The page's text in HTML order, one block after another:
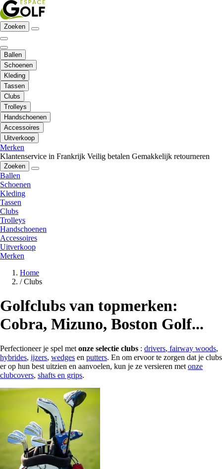
Zoeken
Ballen
Schoenen
Kleding
Tassen
Clubs
Trolleys
Handschoenen
Accessoires
Uitverkoop
Merken
Klantenservice in Frankrijk Veilig betalen Gemakkelijk retourneren
Zoeken
Ballen
Schoenen
Kleding
Tassen
Clubs
Trolleys
Handschoenen
Accessoires
Uitverkoop
Merken
Home
/ Clubs
Golfclubs van topmerken:
Cobra, Mizuno, Boston Golf...
Perfectioneer je spel met onze selectie clubs : drivers, fairway woods,
hybrides, ijzers, wedges en putters. En om ervoor te zorgen dat je clubs
er op hun best uitzien en aanvoelen, kun je ze versieren met onze
clubcovers, shafts en grips.